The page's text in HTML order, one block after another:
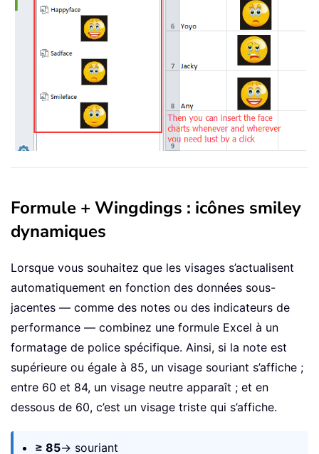
Formule + Wingdings : icônes smiley
dynamiques
Lorsque vous souhaitez que les visages s’actualisent
automatiquement en fonction des données sous-
jacentes — comme des notes ou des indicateurs de
performance — combinez une formule Excel à un
formatage de police spécifique. Ainsi, si la note est
supérieure ou égale à 85, un visage souriant s’affiche ;
entre 60 et 84, un visage neutre apparaît ; et en
dessous de 60, c’est un visage triste qui s’affiche.
≥ 85→ souriant